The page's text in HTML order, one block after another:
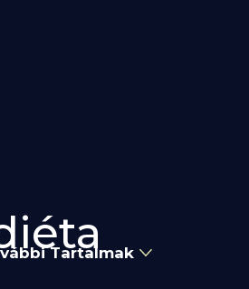
Tartalmak